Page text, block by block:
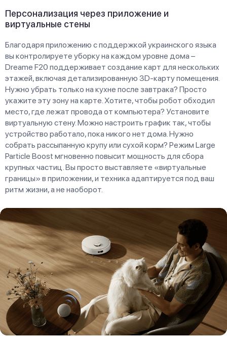
Персонализация через приложение и
виртуальные стены
Благодаря приложению с поддержкой украинского языка
вы контролируете уборку на каждом уровне дома –
Dreame F20 поддерживает создание карт для нескольких
этажей, включая детализированную 3D-карту помещения.
Нужно убрать только на кухне после завтрака? Просто
укажите эту зону на карте. Хотите, чтобы робот обходил
место, где лежат провода от компьютера? Установите
виртуальную стену. Можно настроить график так, чтобы
устройство работало, пока никого нет дома. Нужно
собрать рассыпанную крупу или сухой корм? Режим Large
Particle Boost мгновенно повысит мощность для сбора
крупных частиц. Вы просто выставляете «виртуальные
границы» в приложении, и техника адаптируется под ваш
ритм жизни, а не наоборот.